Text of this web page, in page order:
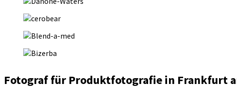
Fotograf für Produktfotografie in Frankfurt